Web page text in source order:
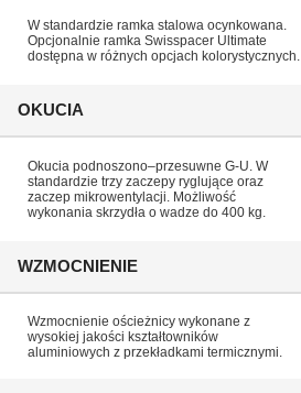
OKUCIA
WZMOCNIENIE
Wzmocnienie ościeżnicy wykonane z
wysokiej jakości kształtowników
aluminiowych z przekładkami termicznymi.
Okucia podnoszono–przesuwne G-U. W
standardzie trzy zaczepy ryglujące oraz
zaczep mikrowentylacji. Możliwość
wykonania skrzydła o wadze do 400 kg.
W standardzie ramka stalowa ocynkowana.
Opcjonalnie ramka Swisspacer Ultimate
dostępna w różnych opcjach kolorystycznych.